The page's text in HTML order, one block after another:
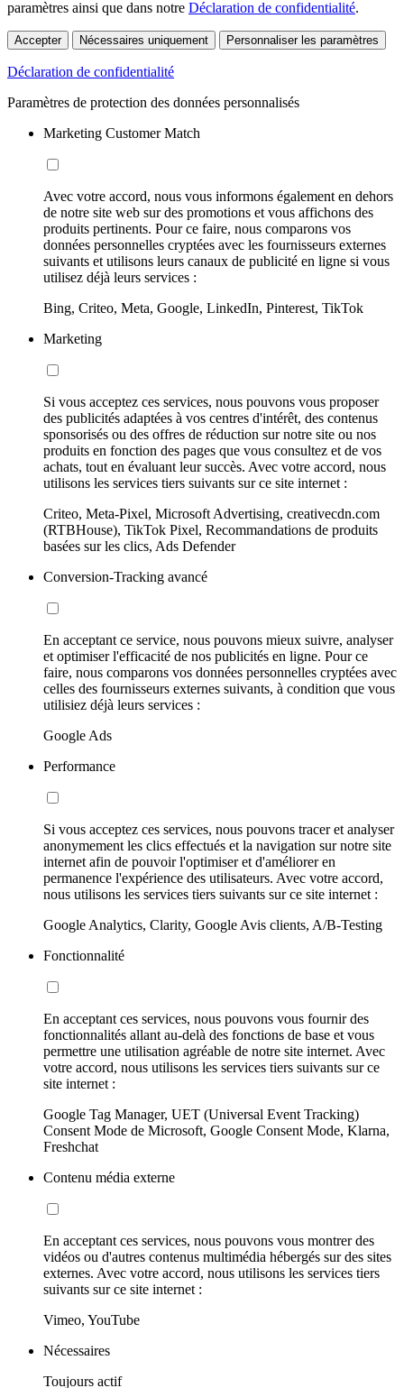
paramètres ainsi que dans notre Déclaration de confidentialité.
Accepter Nécessaires uniquement Personnaliser les paramètres
Déclaration de confidentialité
Paramètres de protection des données personnalisés
Marketing Customer Match
Avec votre accord, nous vous informons également en dehors
de notre site web sur des promotions et vous affichons des
produits pertinents. Pour ce faire, nous comparons vos
données personnelles cryptées avec les fournisseurs externes
suivants et utilisons leurs canaux de publicité en ligne si vous
utilisez déjà leurs services :
Bing, Criteo, Meta, Google, LinkedIn, Pinterest, TikTok
Marketing
Si vous acceptez ces services, nous pouvons vous proposer
des publicités adaptées à vos centres d'intérêt, des contenus
sponsorisés ou des offres de réduction sur notre site ou nos
produits en fonction des pages que vous consultez et de vos
achats, tout en évaluant leur succès. Avec votre accord, nous
utilisons les services tiers suivants sur ce site internet :
Criteo, Meta-Pixel, Microsoft Advertising, creativecdn.com
(RTBHouse), TikTok Pixel, Recommandations de produits
basées sur les clics, Ads Defender
Conversion-Tracking avancé
En acceptant ce service, nous pouvons mieux suivre, analyser
et optimiser l'efficacité de nos publicités en ligne. Pour ce
faire, nous comparons vos données personnelles cryptées avec
celles des fournisseurs externes suivants, à condition que vous
utilisiez déjà leurs services :
Google Ads
Performance
Si vous acceptez ces services, nous pouvons tracer et analyser
anonymement les clics effectués et la navigation sur notre site
internet afin de pouvoir l'optimiser et d'améliorer en
permanence l'expérience des utilisateurs. Avec votre accord,
nous utilisons les services tiers suivants sur ce site internet :
Google Analytics, Clarity, Google Avis clients, A/B-Testing
Fonctionnalité
En acceptant ces services, nous pouvons vous fournir des
fonctionnalités allant au-delà des fonctions de base et vous
permettre une utilisation agréable de notre site internet. Avec
votre accord, nous utilisons les services tiers suivants sur ce
site internet :
Google Tag Manager, UET (Universal Event Tracking)
Consent Mode de Microsoft, Google Consent Mode, Klarna,
Freshchat
Contenu média externe
En acceptant ces services, nous pouvons vous montrer des
vidéos ou d'autres contenus multimédia hébergés sur des sites
externes. Avec votre accord, nous utilisons les services tiers
suivants sur ce site internet :
Vimeo, YouTube
Nécessaires
Toujours actif